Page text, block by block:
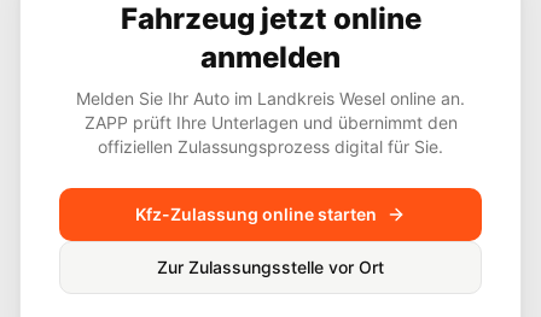
Fahrzeug jetzt online
anmelden
Melden Sie Ihr Auto im Landkreis Wesel online an.
ZAPP prüft Ihre Unterlagen und übernimmt den
offiziellen Zulassungsprozess digital für Sie.
Kfz-Zulassung online starten
Zur Zulassungsstelle vor Ort